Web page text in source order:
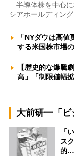
半導体株を中心に
シアホールディン
「NYダウは高
する米国株市
【歴史的な爆騰
高」「制限値幅
大前研一「
「
ス
的…